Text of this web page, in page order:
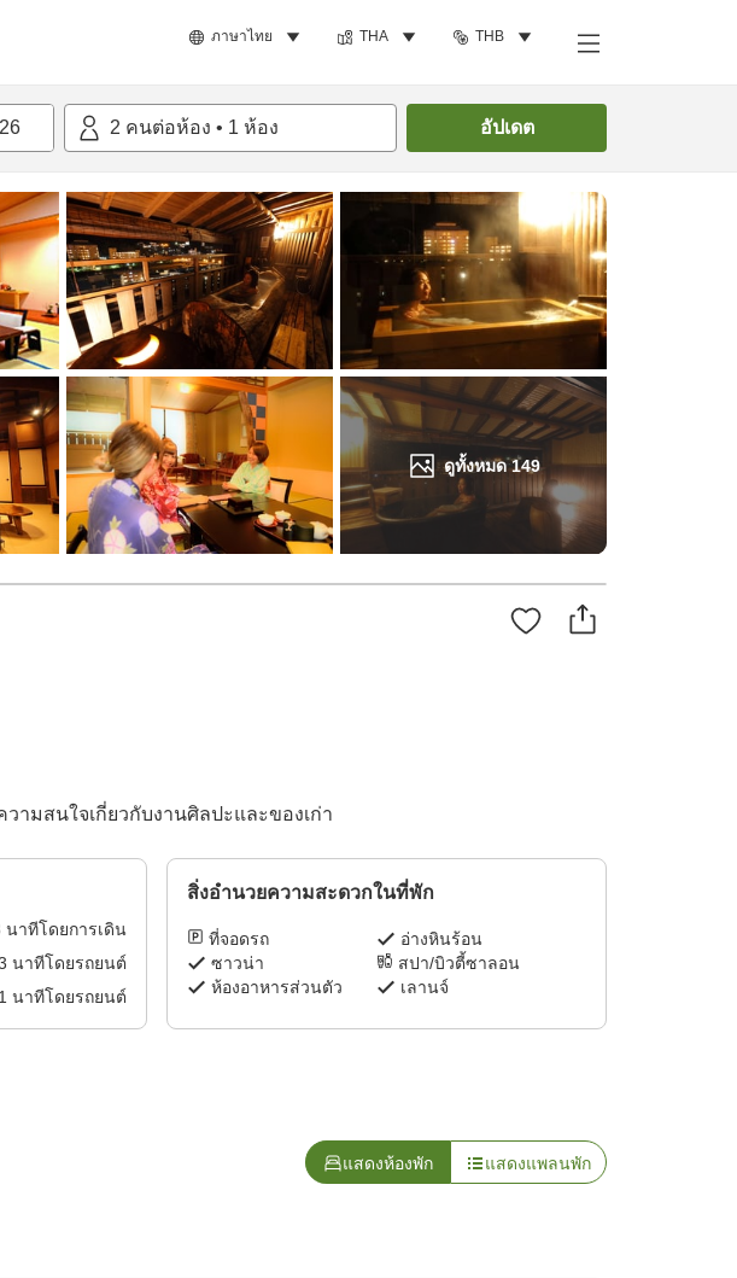
ภาษาไทย THA THB
2 คนต่อห้อง • 1 ห้อง อัปเดต
ดูทั้งหมด149
ค้นหาห้องพัก
มสนใจเกี่ยวกับงานศิลปะและของเก่า
นาทีโดยการเดิน
นาทีโดยรถยนต์
นาทีโดยรถยนต์
สิ่งอำนวยความสะดวกในที่พัก
ที่จอดรถ
อ่างหินร้อน
ซาวน่า
สปา/บิวตี้ซาลอน
ห้องอาหารส่วนตัว
เลานจ์
แสดงห้องพัก แสดงแพลนพัก